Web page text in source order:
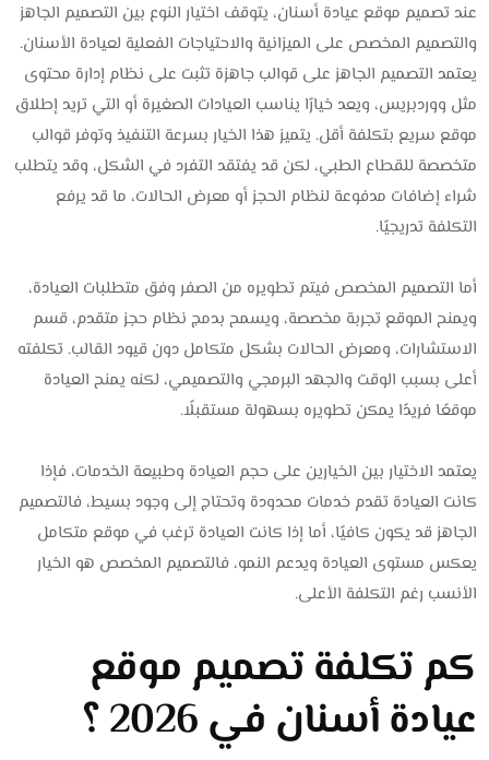
عند تصميم موقع عيادة أسنان، يتوقف اختيار النوع بين التصميم الجاهز
والتصميم المخصص على الميزانية والاحتياجات الفعلية لعيادة الأسنان.
يعتمد التصميم الجاهز على قوالب جاهزة تثبت على نظام إدارة محتوى
مثل ووردبريس، ويعد خيارًا يناسب العيادات الصغيرة أو التي تريد إطلاق
موقع سريع بتكلفة أقل. يتميز هذا الخيار بسرعة التنفيذ وتوفر قوالب
متخصصة للقطاع الطبي، لكن قد يفتقد التفرد في الشكل، وقد يتطلب
شراء إضافات مدفوعة لنظام الحجز أو معرض الحالات، ما قد يرفع
التكلفة تدريجيًا.
أما التصميم المخصص فيتم تطويره من الصفر وفق متطلبات العيادة،
ويمنح الموقع تجربة مخصصة، ويسمح بدمج نظام حجز متقدم، قسم
الاستشارات، ومعرض الحالات بشكل متكامل دون قيود القالب. تكلفته
أعلى بسبب الوقت والجهد البرمجي والتصميمي، لكنه يمنح العيادة
موقعًا فريدًا يمكن تطويره بسهولة مستقبلًا.
يعتمد الاختيار بين الخيارين على حجم العيادة وطبيعة الخدمات، فإذا
كانت العيادة تقدم خدمات محدودة وتحتاج إلى وجود بسيط، فالتصميم
الجاهز قد يكون كافيًا، أما إذا كانت العيادة ترغب في موقع متكامل
يعكس مستوى العيادة ويدعم النمو، فالتصميم المخصص هو الخيار
الأنسب رغم التكلفة الأعلى.
كم تكلفة تصميم موقع
عيادة أسنان في 2026 ؟